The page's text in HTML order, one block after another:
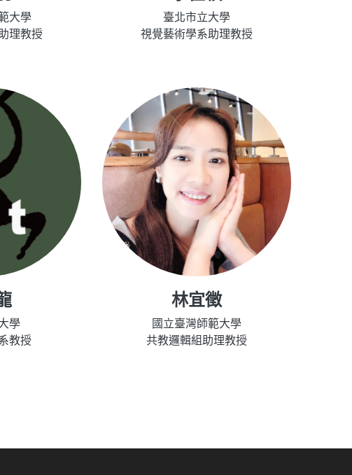
大學
理教授
臺北市立大學
視覺藝術學系助理教授
學
教授
林宜徵
國立臺灣師範大學
共教邏輯組助理教授